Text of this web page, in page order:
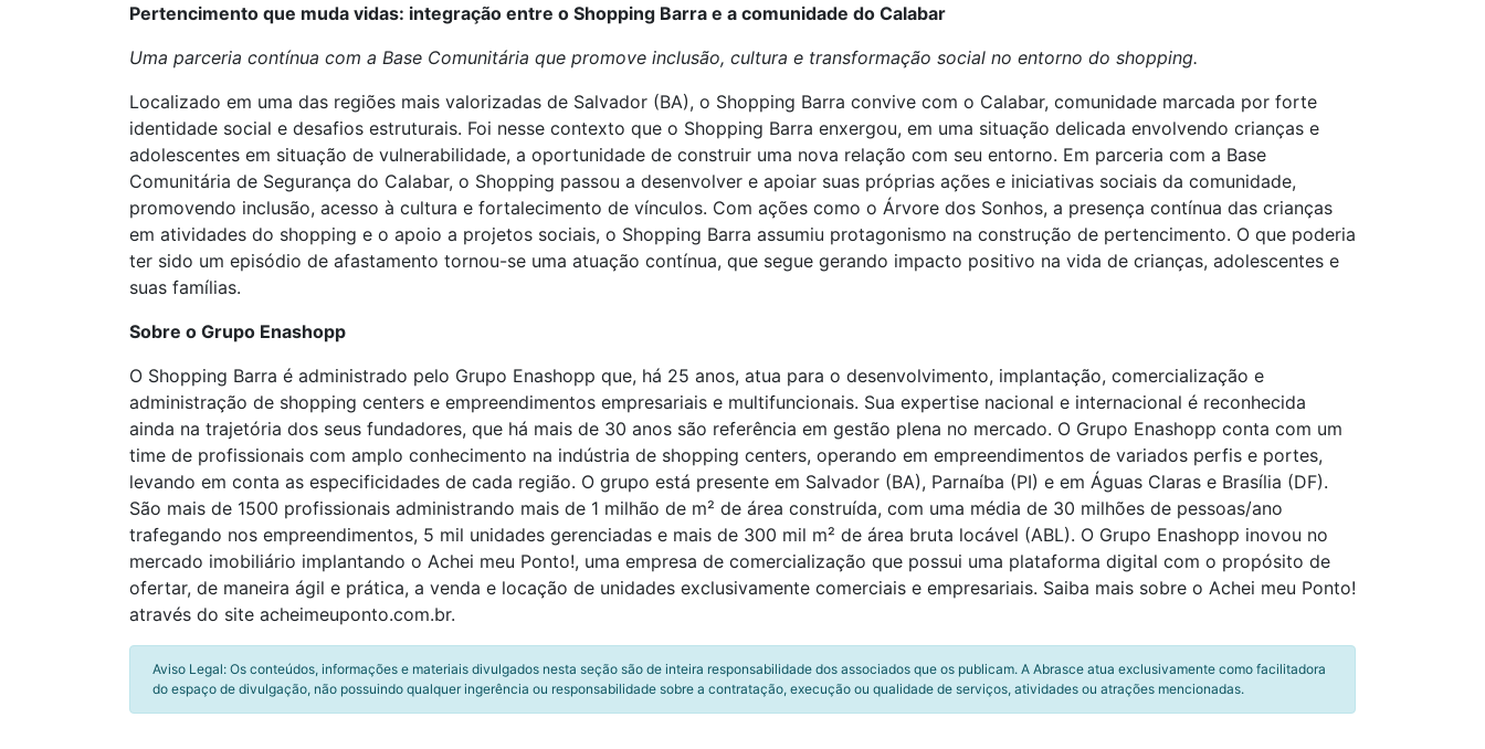
Pertencimento que muda vidas: integração entre o Shopping Barra e a comunidade do Calabar
Uma parceria contínua com a Base Comunitária que promove inclusão, cultura e transformação social no entorno do shopping.
Localizado em uma das regiões mais valorizadas de Salvador (BA), o Shopping Barra convive com o Calabar, comunidade marcada por forte
identidade social e desafios estruturais. Foi nesse contexto que o Shopping Barra enxergou, em uma situação delicada envolvendo crianças e
adolescentes em situação de vulnerabilidade, a oportunidade de construir uma nova relação com seu entorno. Em parceria com a Base
Comunitária de Segurança do Calabar, o Shopping passou a desenvolver e apoiar suas próprias ações e iniciativas sociais da comunidade,
promovendo inclusão, acesso à cultura e fortalecimento de vínculos. Com ações como o Árvore dos Sonhos, a presença contínua das crianças
em atividades do shopping e o apoio a projetos sociais, o Shopping Barra assumiu protagonismo na construção de pertencimento. O que poderia
ter sido um episódio de afastamento tornou-se uma atuação contínua, que segue gerando impacto positivo na vida de crianças, adolescentes e
suas famílias.
Sobre o Grupo Enashopp
O Shopping Barra é administrado pelo Grupo Enashopp que, há 25 anos, atua para o desenvolvimento, implantação, comercialização e
administração de shopping centers e empreendimentos empresariais e multifuncionais. Sua expertise nacional e internacional é reconhecida
ainda na trajetória dos seus fundadores, que há mais de 30 anos são referência em gestão plena no mercado. O Grupo Enashopp conta com um
time de profissionais com amplo conhecimento na indústria de shopping centers, operando em empreendimentos de variados perfis e portes,
levando em conta as especificidades de cada região. O grupo está presente em Salvador (BA), Parnaíba (PI) e em Águas Claras e Brasília (DF).
São mais de 1500 profissionais administrando mais de 1 milhão de m² de área construída, com uma média de 30 milhões de pessoas/ano
trafegando nos empreendimentos, 5 mil unidades gerenciadas e mais de 300 mil m² de área bruta locável (ABL). O Grupo Enashopp inovou no
mercado imobiliário implantando o Achei meu Ponto!, uma empresa de comercialização que possui uma plataforma digital com o propósito de
ofertar, de maneira ágil e prática, a venda e locação de unidades exclusivamente comerciais e empresariais. Saiba mais sobre o Achei meu Ponto!
através do site acheimeuponto.com.br.
Aviso Legal: Os conteúdos, informações e materiais divulgados nesta seção são de inteira responsabilidade dos associados que os publicam. A Abrasce atua exclusivamente como facilitadora
do espaço de divulgação, não possuindo qualquer ingerência ou responsabilidade sobre a contratação, execução ou qualidade de serviços, atividades ou atrações mencionadas.